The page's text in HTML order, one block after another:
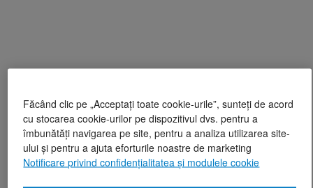
Făcând clic pe „Acceptați toate cookie-urile”, sunteți de acord
cu stocarea cookie-urilor pe dispozitivul dvs. pentru a
îmbunătăți navigarea pe site, pentru a analiza utilizarea site-
ului și pentru a ajuta eforturile noastre de marketing
Notificare privind confidențialitatea și modulele cookie